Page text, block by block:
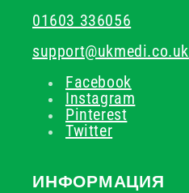
01603 336056
support@ukmedi.co.uk
Facebook
Instagram
Pinterest
Twitter
ИНФОРМАЦИЯ